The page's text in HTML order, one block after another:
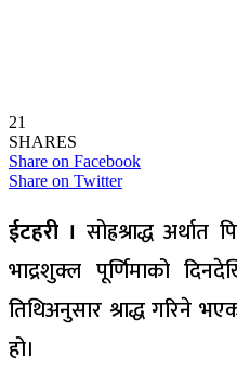
21
SHARES
Share on Facebook
Share on Twitter
ईटहरी । सोह्रश्राद्ध
भाद्रशुक्ल पूर्णिमाको
तिथिअनुसार श्राद्ध गरिने
हो।